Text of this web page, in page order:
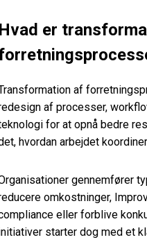
er
af
af processer,
for at opnå bedre
hvordan arbejdet
gennemfører
omkostninger,
eller forblive
starter dog med et